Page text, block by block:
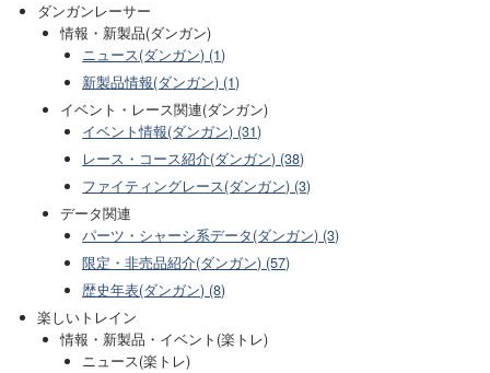
ダンガンレーサー
情報・新製品(ダンガン)
ニュース(ダンガン) (1)
新製品情報(ダンガン) (1)
イベント・レース関連(ダンガン)
イベント情報(ダンガン) (31)
レース・コース紹介(ダンガン) (38)
ファイティングレース(ダンガン) (3)
データ関連
パーツ・シャーシ系データ(ダンガン) (3)
限定・非売品紹介(ダンガン) (57)
歴史年表(ダンガン) (8)
楽しいトレイン
情報・新製品・イベント(楽トレ)
ニュース(楽トレ)